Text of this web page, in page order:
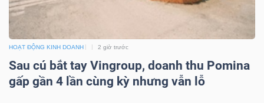
HOẠT ĐỘNG KINH DOANH 2 giờ trước
Sau cú bắt tay Vingroup, doanh thu Pomina
gấp gần 4 lần cùng kỳ nhưng vẫn lỗ
CÔNG
ĐẦU